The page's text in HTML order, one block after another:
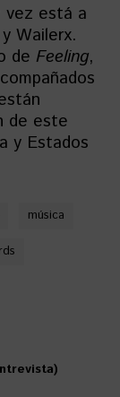
vez está a
Wailerx.
de Feeling,
de este
y Estados
música